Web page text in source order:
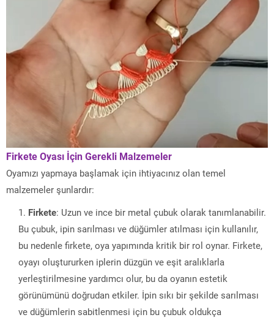
Firkete Oyası İçin Gerekli Malzemeler
Oyamızı yapmaya başlamak için ihtiyacınız olan temel
malzemeler şunlardır:
Firkete: Uzun ve ince bir metal çubuk olarak tanımlanabilir.
Bu çubuk, ipin sarılması ve düğümler atılması için kullanılır,
bu nedenle firkete, oya yapımında kritik bir rol oynar. Firkete,
oyayı oluştururken iplerin düzgün ve eşit aralıklarla
yerleştirilmesine yardımcı olur, bu da oyanın estetik
görünümünü doğrudan etkiler. İpin sıkı bir şekilde sarılması
ve düğümlerin sabitlenmesi için bu çubuk oldukça